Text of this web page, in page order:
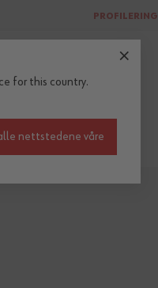
PROFILERING
for this country.
nettstedene våre